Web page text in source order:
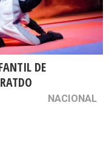
DE
NACIONAL